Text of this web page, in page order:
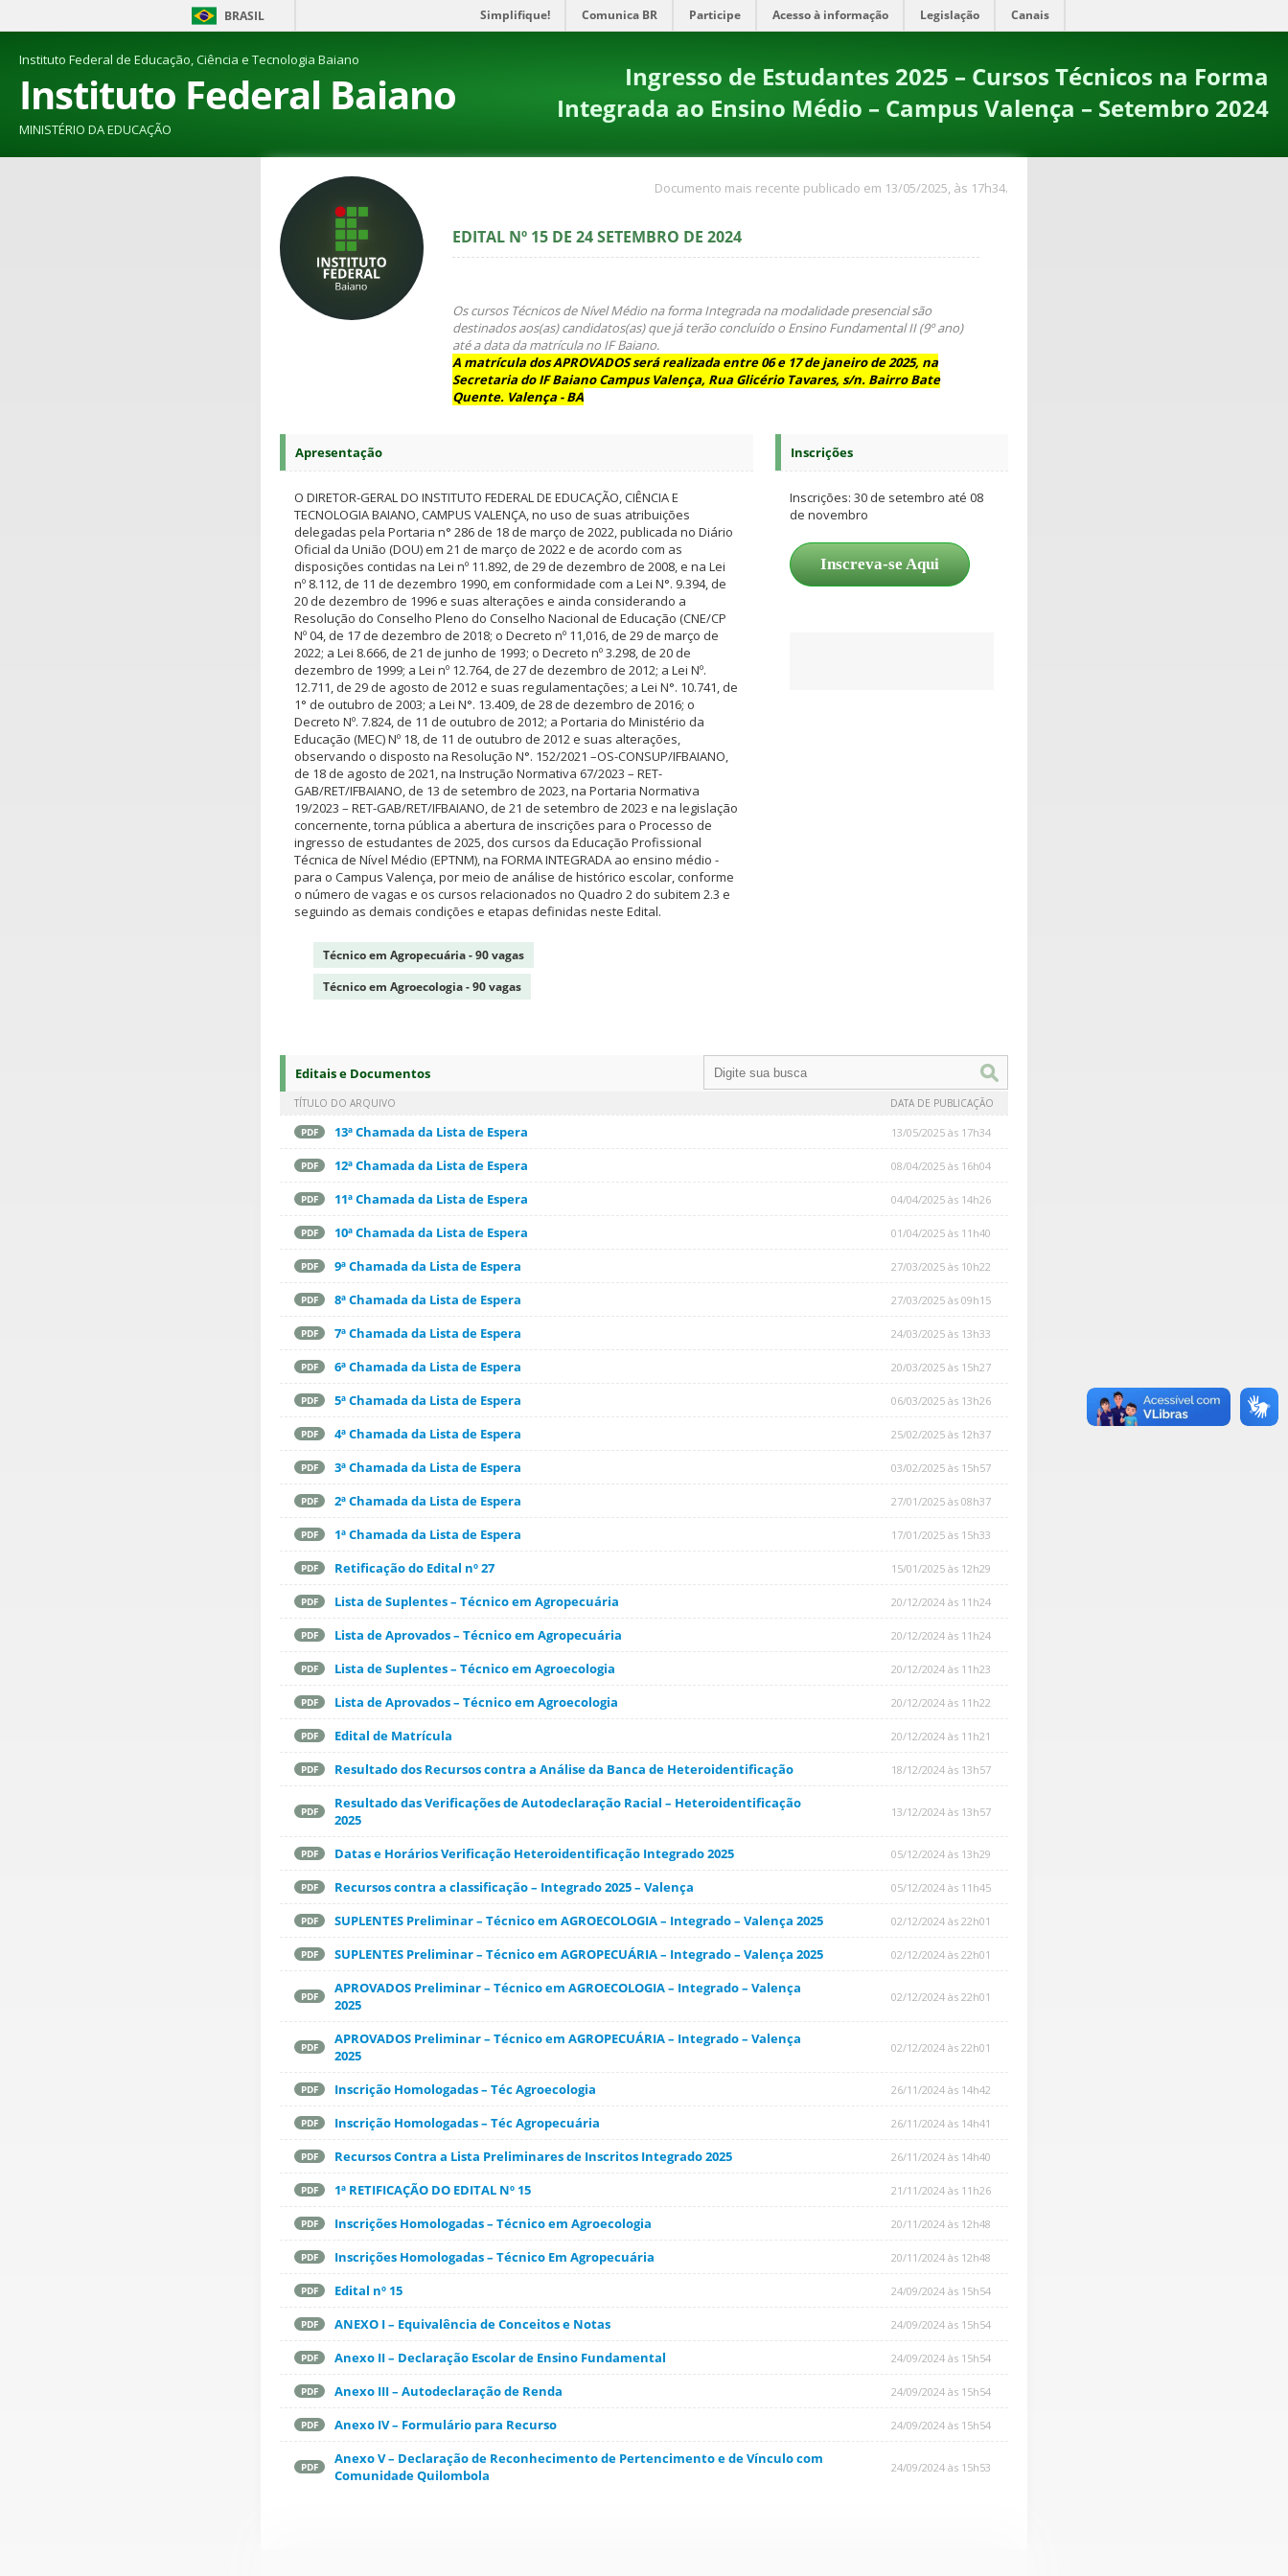
BRASIL Simplifique! Comunica BR Participe Acesso à informação Legislação Canais
Instituto Federal de Educação, Ciência e Tecnologia Baiano
Instituto Federal Baiano
MINISTÉRIO DA EDUCAÇÃO
Ingresso de Estudantes 2025 – Cursos Técnicos na Forma
Integrada ao Ensino Médio – Campus Valença – Setembro 2024
Documento mais recente publicado em 13/05/2025, às 17h34.
EDITAL Nº 15 DE 24 SETEMBRO DE 2024
Os cursos Técnicos de Nível Médio na forma Integrada na modalidade presencial são
destinados aos(as) candidatos(as) que já terão concluído o Ensino Fundamental II (9º ano)
até a data da matrícula no IF Baiano.
A matrícula dos APROVADOS será realizada entre 06 e 17 de janeiro de 2025, na
Secretaria do IF Baiano Campus Valença, Rua Glicério Tavares, s/n. Bairro Bate
Quente. Valença - BA
Apresentação
O DIRETOR-GERAL DO INSTITUTO FEDERAL DE EDUCAÇÃO, CIÊNCIA E
TECNOLOGIA BAIANO, CAMPUS VALENÇA, no uso de suas atribuições
delegadas pela Portaria n° 286 de 18 de março de 2022, publicada no Diário
Oficial da União (DOU) em 21 de março de 2022 e de acordo com as
disposições contidas na Lei nº 11.892, de 29 de dezembro de 2008, e na Lei
nº 8.112, de 11 de dezembro 1990, em conformidade com a Lei N°. 9.394, de
20 de dezembro de 1996 e suas alterações e ainda considerando a
Resolução do Conselho Pleno do Conselho Nacional de Educação (CNE/CP
Nº 04, de 17 de dezembro de 2018; o Decreto nº 11,016, de 29 de março de
2022; a Lei 8.666, de 21 de junho de 1993; o Decreto nº 3.298, de 20 de
dezembro de 1999; a Lei nº 12.764, de 27 de dezembro de 2012; a Lei Nº.
12.711, de 29 de agosto de 2012 e suas regulamentações; a Lei N°. 10.741, de
1° de outubro de 2003; a Lei N°. 13.409, de 28 de dezembro de 2016; o
Decreto Nº. 7.824, de 11 de outubro de 2012; a Portaria do Ministério da
Educação (MEC) Nº 18, de 11 de outubro de 2012 e suas alterações,
observando o disposto na Resolução N°. 152/2021 –OS-CONSUP/IFBAIANO,
de 18 de agosto de 2021, na Instrução Normativa 67/2023 – RET-
GAB/RET/IFBAIANO, de 13 de setembro de 2023, na Portaria Normativa
19/2023 – RET-GAB/RET/IFBAIANO, de 21 de setembro de 2023 e na legislação
concernente, torna pública a abertura de inscrições para o Processo de
ingresso de estudantes de 2025, dos cursos da Educação Profissional
Técnica de Nível Médio (EPTNM), na FORMA INTEGRADA ao ensino médio -
para o Campus Valença, por meio de análise de histórico escolar, conforme
o número de vagas e os cursos relacionados no Quadro 2 do subitem 2.3 e
seguindo as demais condições e etapas definidas neste Edital.
Técnico em Agropecuária - 90 vagas
Técnico em Agroecologia - 90 vagas
Inscrições
Inscrições: 30 de setembro até 08
de novembro
Inscreva-se Aqui
Editais e Documentos
TÍTULO DO ARQUIVO DATA DE PUBLICAÇÃO
PDF 13ª Chamada da Lista de Espera 13/05/2025 às 17h34
PDF 12ª Chamada da Lista de Espera 08/04/2025 às 16h04
PDF 11ª Chamada da Lista de Espera 04/04/2025 às 14h26
PDF 10ª Chamada da Lista de Espera 01/04/2025 às 11h40
PDF 9ª Chamada da Lista de Espera 27/03/2025 às 10h22
PDF 8ª Chamada da Lista de Espera 27/03/2025 às 09h15
PDF 7ª Chamada da Lista de Espera 24/03/2025 às 13h33
PDF 6ª Chamada da Lista de Espera 20/03/2025 às 15h27
PDF 5ª Chamada da Lista de Espera 06/03/2025 às 13h26
PDF 4ª Chamada da Lista de Espera 25/02/2025 às 12h37
PDF 3ª Chamada da Lista de Espera 03/02/2025 às 15h57
PDF 2ª Chamada da Lista de Espera 27/01/2025 às 08h37
PDF 1ª Chamada da Lista de Espera 17/01/2025 às 15h33
PDF Retificação do Edital nº 27 15/01/2025 às 12h29
PDF Lista de Suplentes – Técnico em Agropecuária 20/12/2024 às 11h24
PDF Lista de Aprovados – Técnico em Agropecuária 20/12/2024 às 11h24
PDF Lista de Suplentes – Técnico em Agroecologia 20/12/2024 às 11h23
PDF Lista de Aprovados – Técnico em Agroecologia 20/12/2024 às 11h22
PDF Edital de Matrícula 20/12/2024 às 11h21
PDF Resultado dos Recursos contra a Análise da Banca de Heteroidentificação 18/12/2024 às 13h57
PDF
Resultado das Verificações de Autodeclaração Racial – Heteroidentificação
2025
13/12/2024 às 13h57
PDF Datas e Horários Verificação Heteroidentificação Integrado 2025 05/12/2024 às 13h29
PDF Recursos contra a classificação – Integrado 2025 – Valença 05/12/2024 às 11h45
PDF SUPLENTES Preliminar – Técnico em AGROECOLOGIA – Integrado – Valença 2025 02/12/2024 às 22h01
PDF SUPLENTES Preliminar – Técnico em AGROPECUÁRIA – Integrado – Valença 2025 02/12/2024 às 22h01
PDF
APROVADOS Preliminar – Técnico em AGROECOLOGIA – Integrado – Valença
2025
02/12/2024 às 22h01
PDF
APROVADOS Preliminar – Técnico em AGROPECUÁRIA – Integrado – Valença
2025
02/12/2024 às 22h01
PDF Inscrição Homologadas – Téc Agroecologia 26/11/2024 às 14h42
PDF Inscrição Homologadas – Téc Agropecuária 26/11/2024 às 14h41
PDF Recursos Contra a Lista Preliminares de Inscritos Integrado 2025 26/11/2024 às 14h40
PDF 1ª RETIFICAÇÃO DO EDITAL Nº 15 21/11/2024 às 11h26
PDF Inscrições Homologadas – Técnico em Agroecologia 20/11/2024 às 12h48
PDF Inscrições Homologadas – Técnico Em Agropecuária 20/11/2024 às 12h48
PDF Edital nº 15 24/09/2024 às 15h54
PDF ANEXO I – Equivalência de Conceitos e Notas 24/09/2024 às 15h54
PDF Anexo II – Declaração Escolar de Ensino Fundamental 24/09/2024 às 15h54
PDF Anexo III – Autodeclaração de Renda 24/09/2024 às 15h54
PDF Anexo IV – Formulário para Recurso 24/09/2024 às 15h54
PDF
Anexo V – Declaração de Reconhecimento de Pertencimento e de Vínculo com
Comunidade Quilombola
24/09/2024 às 15h53